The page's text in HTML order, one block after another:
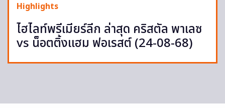
Highlights
ไฮไลท์พรีเมียร์ลีก ล่าสุด คริสตัล พาเลซ
vs น็อตติ้งแฮม ฟอเรสต์ (24-08-68)